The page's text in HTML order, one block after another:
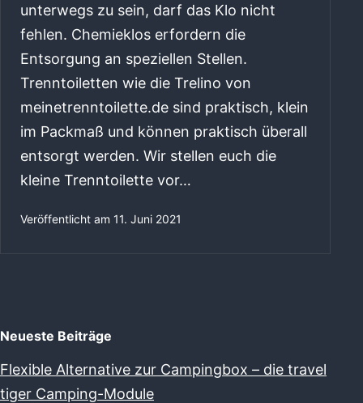
unterwegs zu sein, darf das Klo nicht
fehlen. Chemieklos erfordern die
Entsorgung an speziellen Stellen.
Trenntoiletten wie die Trelino von
meinetrenntoilette.de sind praktisch, klein
im Packmaß und können praktisch überall
entsorgt werden. Wir stellen euch die
kleine Trenntoilette vor…
Veröffentlicht am 11. Juni 2021
Neueste Beiträge
Flexible Alternative zur Campingbox – die travel
tiger Camping-Module